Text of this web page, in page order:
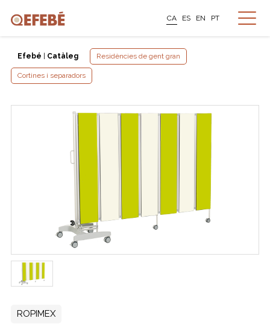
CA ES EN PT
Efebé Catàleg Residències de gent gran
Cortines i separadors
ROPIMEX